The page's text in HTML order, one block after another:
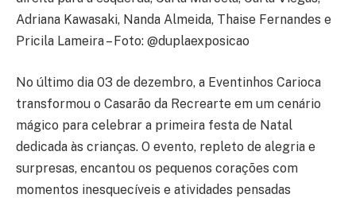
Adriana Kawasaki, Nanda Almeida, Thaise Fernandes e
Pricila Lameira – Foto: @duplaexposicao
No último dia 03 de dezembro, a Eventinhos Carioca
transformou o Casarão da Recrearte em um cenário
mágico para celebrar a primeira festa de Natal
dedicada às crianças. O evento, repleto de alegria e
surpresas, encantou os pequenos corações com
momentos inesquecíveis e atividades pensadas